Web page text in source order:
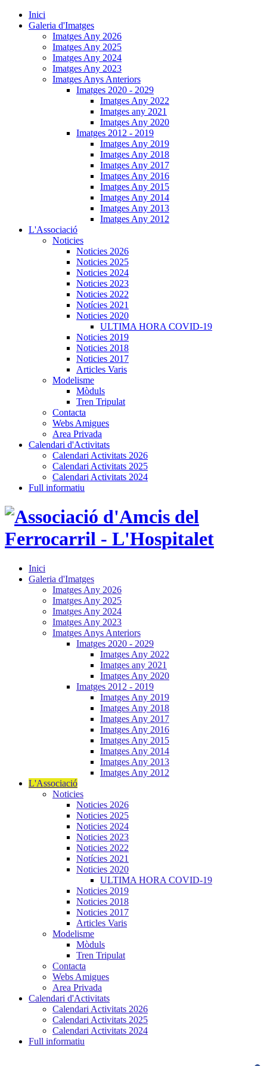
Inici
Galeria d'Imatges
Imatges Any 2026
Imatges Any 2025
Imatges Any 2024
Imatges Any 2023
Imatges Anys Anteriors
Imatges 2020 - 2029
Imatges Any 2022
Imatges any 2021
Imatges Any 2020
Imatges 2012 - 2019
Imatges Any 2019
Imatges Any 2018
Imatges Any 2017
Imatges Any 2016
Imatges Any 2015
Imatges Any 2014
Imatges Any 2013
Imatges Any 2012
L'Associació
Noticies
Noticies 2026
Noticies 2025
Noticies 2024
Noticies 2023
Noticies 2022
Notícies 2021
Noticies 2020
ULTIMA HORA COVID-19
Noticies 2019
Noticies 2018
Noticies 2017
Articles Varis
Modelisme
Mòduls
Tren Tripulat
Contacta
Webs Amigues
Area Privada
Calendari d'Activitats
Calendari Activitats 2026
Calendari Activitats 2025
Calendari Activitats 2024
Full informatiu
Inici
Galeria d'Imatges
Imatges Any 2026
Imatges Any 2025
Imatges Any 2024
Imatges Any 2023
Imatges Anys Anteriors
Imatges 2020 - 2029
Imatges Any 2022
Imatges any 2021
Imatges Any 2020
Imatges 2012 - 2019
Imatges Any 2019
Imatges Any 2018
Imatges Any 2017
Imatges Any 2016
Imatges Any 2015
Imatges Any 2014
Imatges Any 2013
Imatges Any 2012
L'Associació
Noticies
Noticies 2026
Noticies 2025
Noticies 2024
Noticies 2023
Noticies 2022
Notícies 2021
Noticies 2020
ULTIMA HORA COVID-19
Noticies 2019
Noticies 2018
Noticies 2017
Articles Varis
Modelisme
Mòduls
Tren Tripulat
Contacta
Webs Amigues
Area Privada
Calendari d'Activitats
Calendari Activitats 2026
Calendari Activitats 2025
Calendari Activitats 2024
Full informatiu